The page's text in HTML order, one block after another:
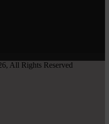
All Rights Reserved